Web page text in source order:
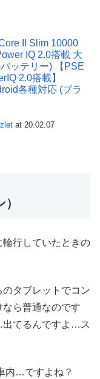
II Slim 10000
IQ 2.0搭載 大
ッテリー) 【PSE
2.0搭載】
各種対応 (ブラ
at 20.02.07
行していたときの
タブレットでコン
ら普通なのです
出てるんですよ…ス
内…ですよね？